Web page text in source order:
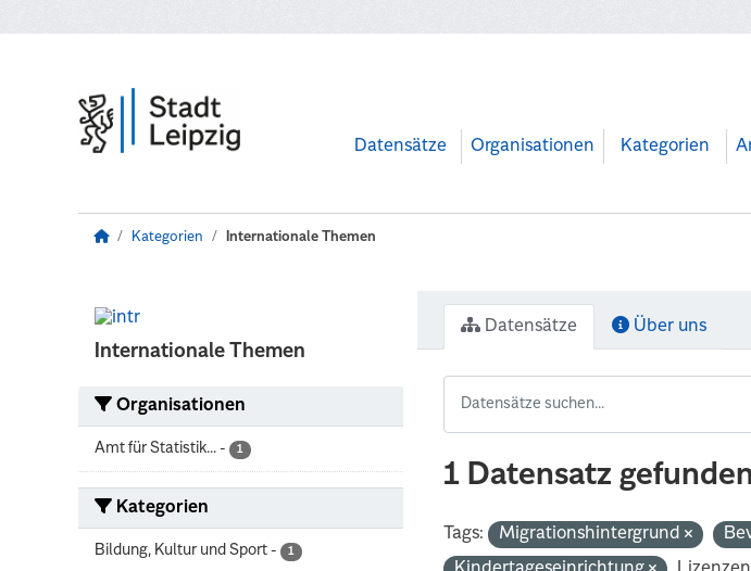
Datensätze Organisationen Kategorien
Kategorien Internationale Themen
Internationale Themen
Organisationen
Amt für Statistik... - 1
Kategorien
Bildung, Kultur und Sport - 1
Datensätze Über uns
1 Datensatz
Tags: Migrationshintergrund